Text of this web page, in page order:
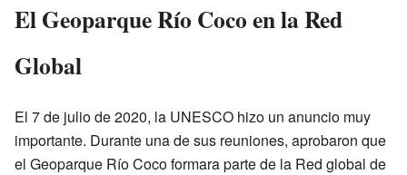
El Geoparque Río Coco en la Red
Global
El 7 de julio de 2020, la UNESCO hizo un anuncio muy
importante. Durante una de sus reuniones, aprobaron que
el Geoparque Río Coco formara parte de la Red global de